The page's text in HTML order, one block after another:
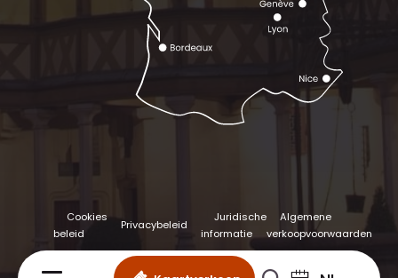
Cookies
beleid
Privacybeleid
Juridische
informatie
Algemene
verkoopvoorwaarden